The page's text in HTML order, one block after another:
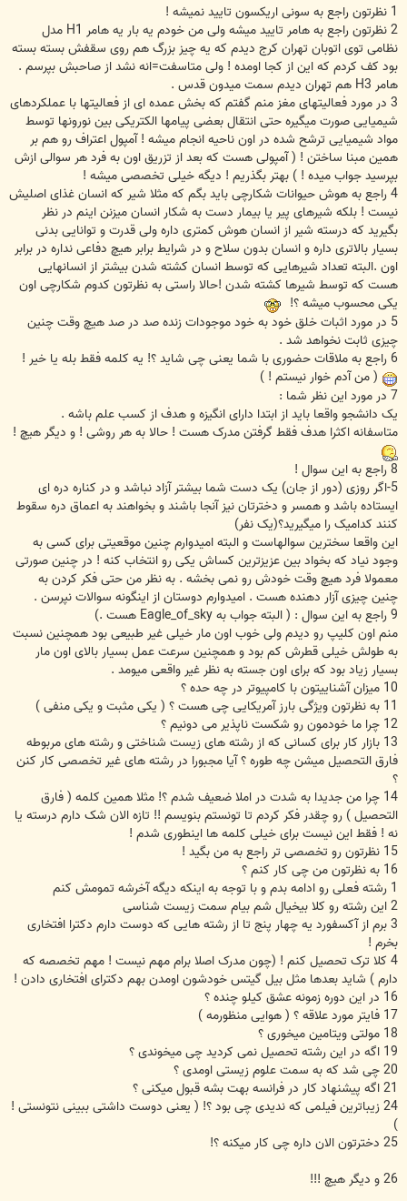
ت 1 نظرتون راجع به سونی اریکسون تایید نمیشه !
2 نظرتون راجع به هامر تایید میشه ولی من خودم یه بار یه هامر H1 مدل
نظامی توی اتوبان تهران کرج دیدم که یه چیز بزرگ هم روی سقفش بسته بسته
بود کف کردم که این از کجا اومده ! ولی متاسفت=انه نشد از صاحبش بپرسم .
هامر H3 هم تهران دیدم سمت میدون قدس .
3 در مورد فعالیتهای مغز منم گفتم که بخش عمده ای از فعالیتها با عملکردهای
شیمیایی صورت میگیره حتی انتقال بعضی پیامها الکتریکی بین نورونها توسط
مواد شیمیایی ترشح شده در اون ناحیه انجام میشه ! آمپول اعتراف رو هم بر
همین مبنا ساختن ! ( آمپولی هست که بعد از تزریق اون به فرد هر سوالی ازش
بپرسید جواب میده ! ) بهتر بگذریم ! دیگه خیلی تخصصی میشه !
4 راجع به هوش حیوانات شکارچی باید بگم که مثلا شیر که انسان غذای اصلیش
نیست ! بلکه شیرهای پیر یا بیمار دست به شکار انسان میزنن اینم در نظر
بگیرید که درسته شیر از انسان هوش کمتری داره ولی قدرت و توانایی بدنی
بسیار بالاتری داره و انسان بدون سلاح و در شرایط برابر هیچ دفاعی نداره در برابر
اون .البته تعداد شیرهایی که توسط انسان کشته شدن بیشتر از انسانهایی
هست که توسط شیرها کشته شدن !حالا راستی به نظرتون کدوم شکارچی اون
یکی محسوب میشه ؟!
5 در مورد اثبات خلق خود به خود موجودات زنده صد در صد هیچ وقت چنین
چیزی ثابت نخواهد شد .
6 راجع به ملاقات حضوری با شما یعنی چی شاید ؟! یه کلمه فقط بله یا خیر !
( من آدم خوار نیستم ! )
7 در مورد این نظر شما :
یک دانشجو واقعا باید از ابتدا دارای انگیزه و هدف از کسب علم باشه .
متاسفانه اکثرا هدف فقط گرفتن مدرک هست ! حالا به هر روشی ! و دیگر هیچ !
8 راجع به این سوال !
5-اگر روزی (دور از جان) یک دست شما بیشتر آزاد نباشد و در کناره دره ای
ایستاده باشد و همسر و دخترتان نیز آنجا باشند و بخواهند به اعماق دره سقوط
کنند کدامیک را میگیرید؟(یک نفر)
این واقعا سخترین سوالهاست و البته امیدوارم چنین موقعیتی برای کسی به
وجود نیاد که بخواد بین عزیزترین کساش یکی رو انتخاب کنه ! در چنین صورتی
معمولا فرد هیچ وقت خودش رو نمی بخشه . به نظر من حتی فکر کردن به
چنین چیزی آزار دهنده هست . امیدوارم دوستان از اینگونه سوالات نپرسن .
9 راجع به این سوال : ( البته جواب به Eagle_of_sky هست .)
منم اون کلیپ رو دیدم ولی خوب اون مار خیلی غیر طبیعی بود همچنین نسبت
به طولش خیلی قطرش کم بود و همچنین سرعت عمل بسیار بالای اون مار
بسیار زیاد بود که برای اون جسته به نظر غیر واقعی میومد .
10 میزان آشناییتون با کامپیوتر در چه حده ؟
11 به نظرتون ویژگی بارز آمریکایی چی هست ؟ ( یکی مثبت و یکی منفی )
12 چرا ما خودمون رو شکست ناپذیر می دونیم ؟
13 بازار کار برای کسانی که از رشته های زیست شناختی و رشته های مربوطه
فارق التحصیل میشن چه طوره ؟ آیا مجبورا در رشته های غیر تخصصی کار کنن
؟
14 چرا من جدیدا به شدت در املا ضعیف شدم ؟! مثلا همین کلمه ( فارق
التحصیل ) رو چقدر فکر کردم تا تونستم بنویسم !! تازه الان شک دارم درسته یا
نه ! فقط این نیست برای خیلی کلمه ها اینطوری شدم !
15 نظرتون رو تخصصی تر راجع به من بگید !
16 به نظرتون من چی کار کنم ؟
1 رشته فعلی رو ادامه بدم و با توجه به اینکه دیگه آخرشه تمومش کنم
2 این رشته رو کلا بیخیال شم بیام سمت زیست شناسی
3 برم از آکسفورد یه چهار پنج تا از رشته هایی که دوست دارم دکترا افتخاری
بخرم !
4 کلا ترک تحصیل کنم ! (چون مدرک اصلا برام مهم نیست ! مهم تخصصه که
دارم ) شاید بعدها مثل بیل گیتس خودشون اومدن بهم دکترای افتخاری دادن !
16 در این دوره زمونه عشق کیلو چنده ؟
17 فایتر مورد علاقه ؟ ( هوایی منظورمه )
18 مولتی ویتامین میخوری ؟
19 اگه در این رشته تحصیل نمی کردید چی میخوندی ؟
20 چی شد که به سمت علوم زیستی اومدی ؟
21 اگه پیشنهاد کار در فرانسه بهت بشه قبول میکنی ؟
24 زیباترین فیلمی که ندیدی چی بود ؟! ( یعنی دوست داشتی ببینی نتونستی !
)
25 دخترتون الان داره چی کار میکنه ؟!
26 و دیگر هیچ !!!